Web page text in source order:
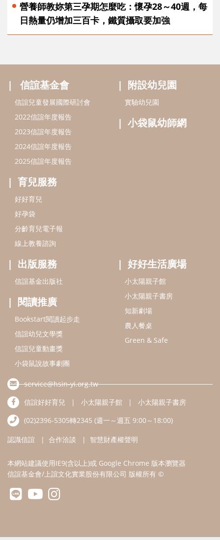
營養師教妳第三孕期怎麼吃：懷孕28～40週，每
日熱量仍增加三百卡，鐵質攝取要加強
信誼基金會
信誼兒童發展國際研討會
2022信誼年度報告
2023信誼年度報告
2024信誼年度報告
2025信誼年度報告
育兒服務
好好育兒
好孕袋
分齡育兒電子報
線上教養諮詢
附設幼兒園
實驗幼兒園
小袋鼠幼師網
出版服務
信誼基金出版社
閱讀推廣
Bookstart閱讀起步走
信誼幼兒文學獎
信誼兒童動畫獎
小袋鼠說故事劇團
好好生活廣場
小太陽親子館
小太陽親子書房
知新劇場
農人餐桌
Green & Safe
service@hsin-yi.org.tw
信誼好好育兒
小太陽親子館
小太陽親子書房
(02)2396-5305轉2345 (週一～週五 9:00～18:00)
認識信誼 合作洽談 智慧財產權聲明
本網站建議使用IE9(含以上)或 Google Chrome 版本瀏覽器
信誼基金會/上誼文化實業股份有限公司 版權所有 ©